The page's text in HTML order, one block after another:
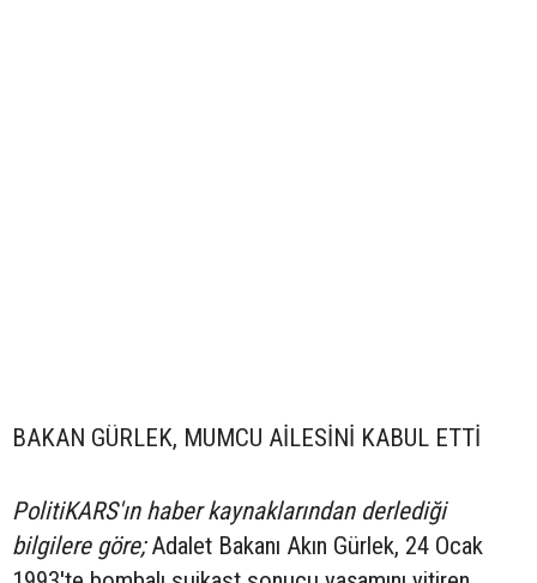
BAKAN GÜRLEK, MUMCU AİLESİNİ KABUL ETTİ
PolitiKARS'ın haber kaynaklarından derlediği
bilgilere göre;Adalet Bakanı Akın Gürlek, 24 Ocak